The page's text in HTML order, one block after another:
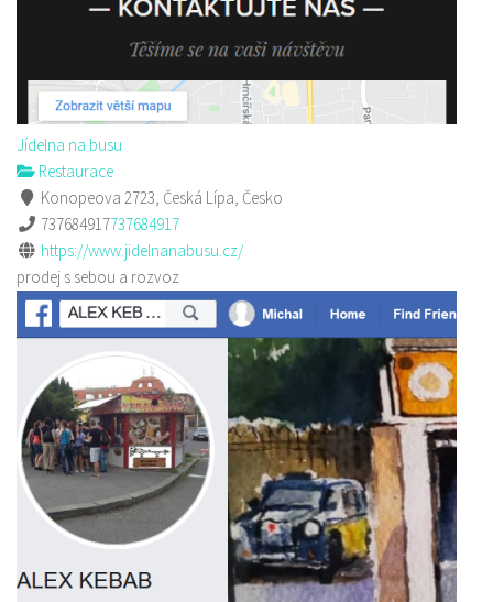
Jídelna na busu
Restaurace
Konopeova 2723, Česká Lípa, Česko
737684917737684917
https://www.jidelnanabusu.cz/
prodej s sebou a rozvoz